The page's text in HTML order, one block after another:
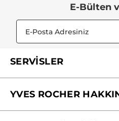
E-Bülten
SERVİSLER
YVES ROCHER